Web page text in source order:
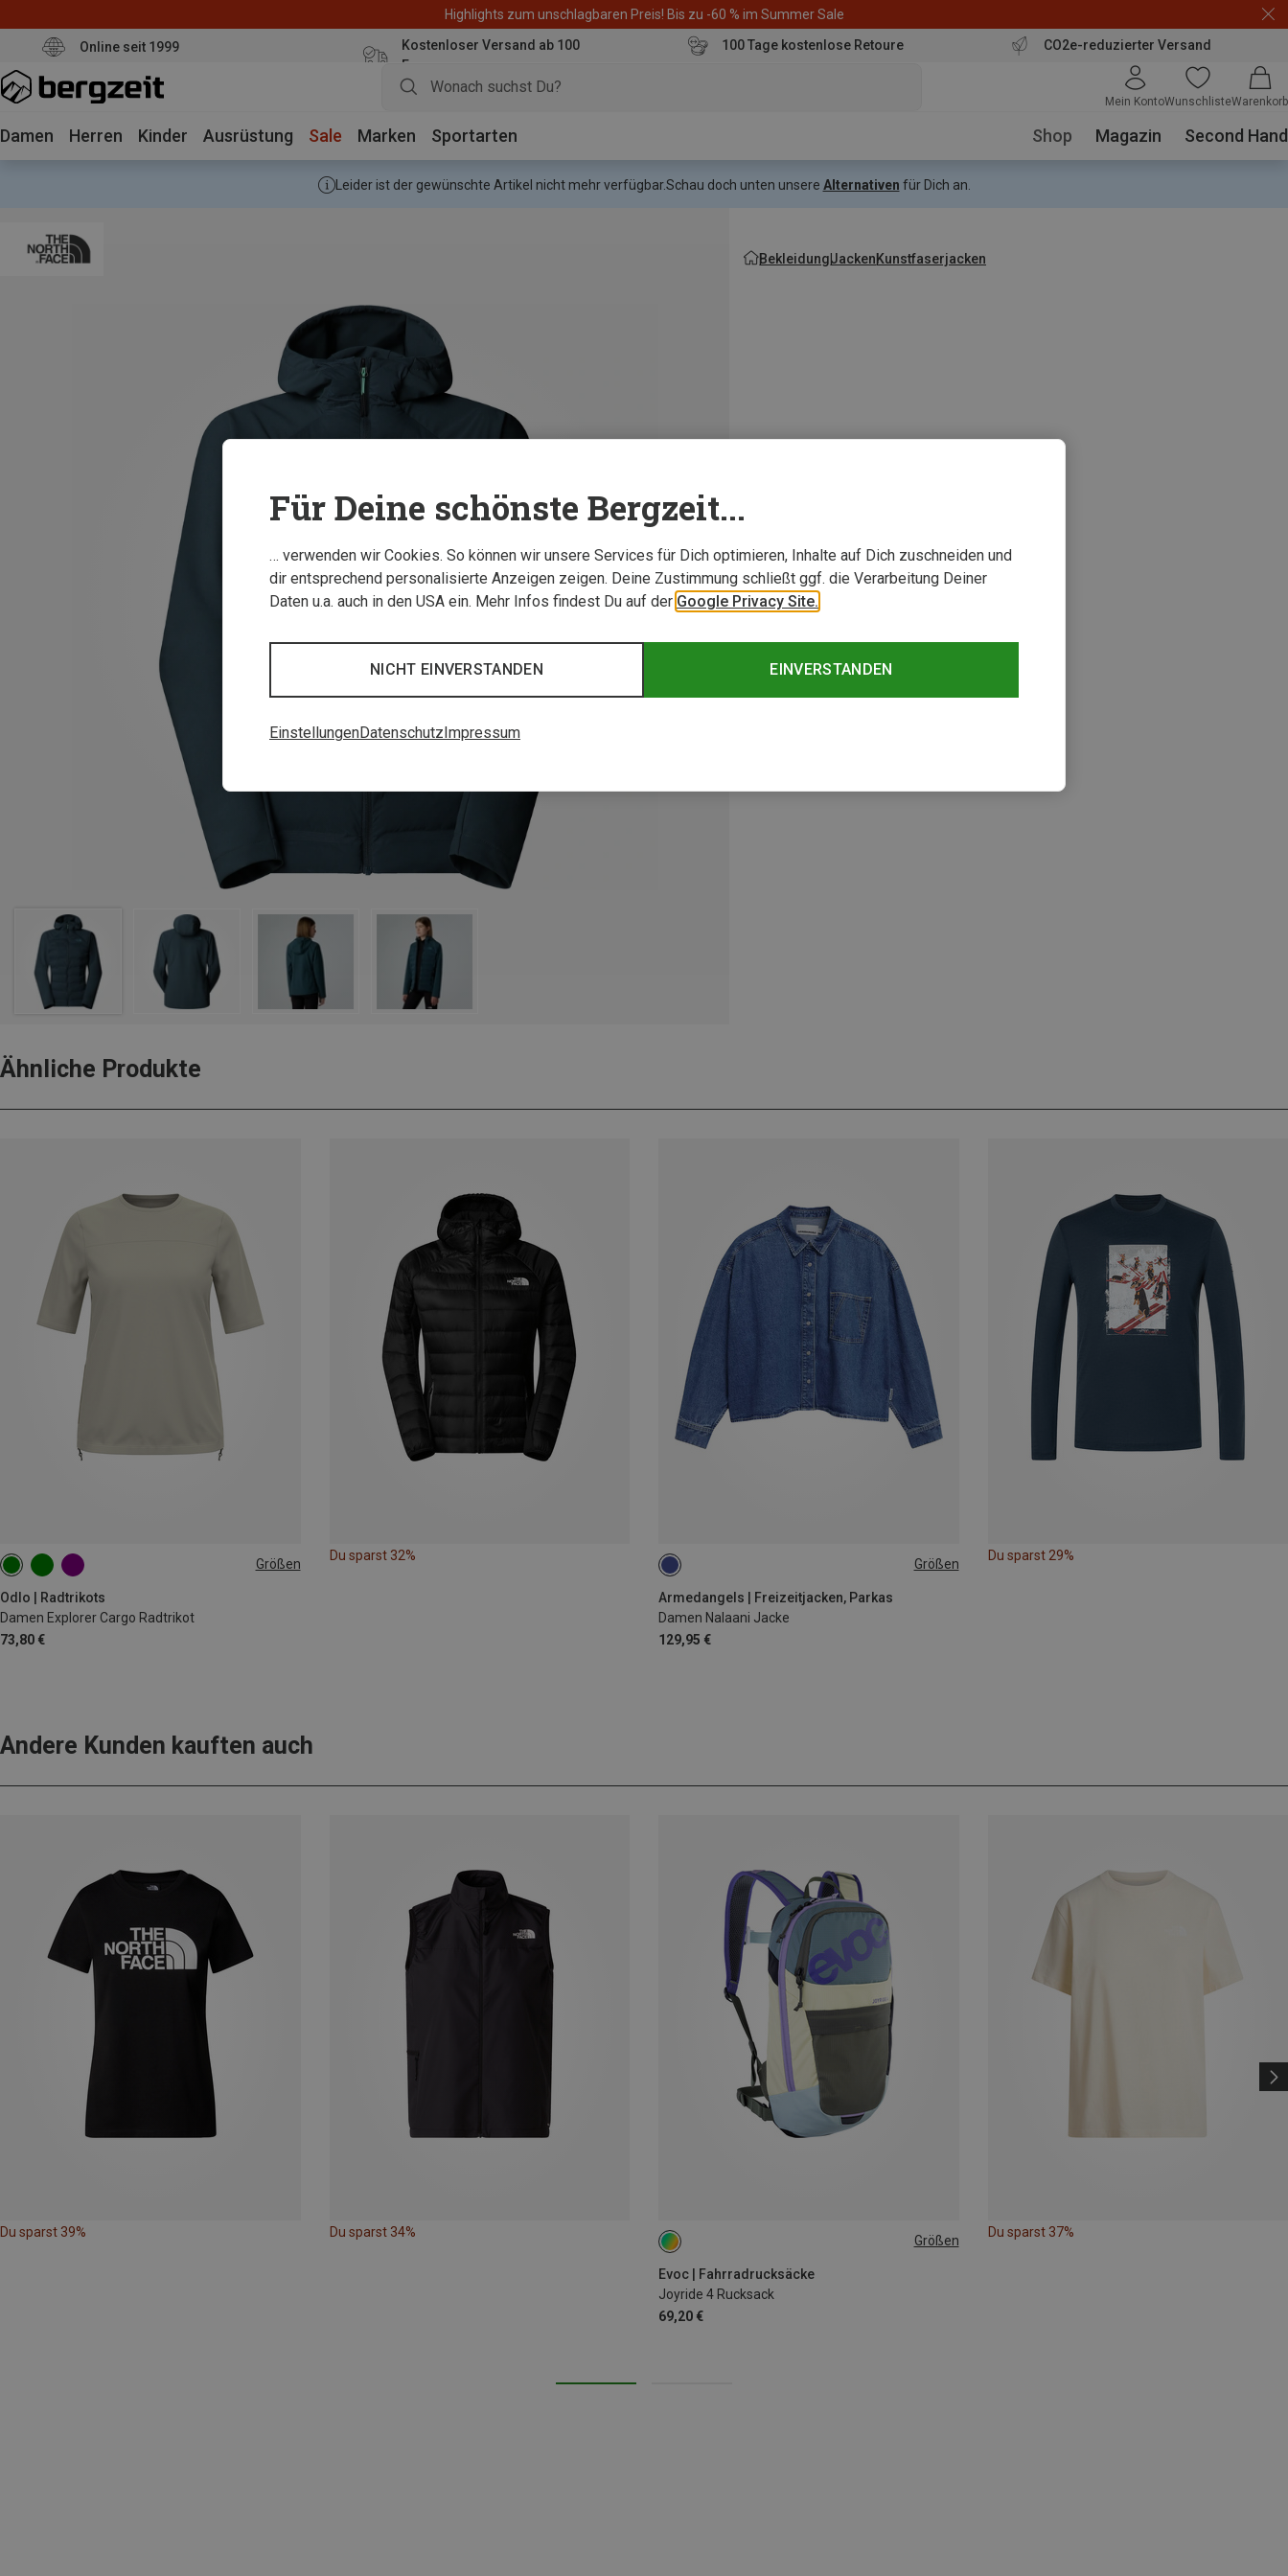
Highlights zum unschlagbaren Preis! Bis zu -60 % im Summer Sale
Online seit 1999
Kostenloser Versand ab 100
Euro
100 Tage kostenlose Retoure CO2e-reduzierter Versand
Mein KontoWunschlisteWarenkorb
Damen Herren Kinder Ausrüstung Sale Marken Sportarten Shop Magazin Second Hand
Leider ist der gewünschte Artikel nicht mehr verfügbar.Schau doch unten unsere Alternativen für Dich an.
BekleidungJackenKunstfaserjacken
Ähnliche Produkte
Größen
Odlo | Radtrikots
Damen Explorer Cargo Radtrikot
73,80 €
XS S M
Du sparst 32%
Größen
Armedangels | Freizeitjacken, Parkas
Damen Nalaani Jacke
129,95 €
XS
Du sparst 29%
Andere Kunden kauften auch
Du sparst 39% Du sparst 34%
Größen
Evoc | Fahrradrucksäcke
Joyride 4 Rucksack
69,20 €
4L
Du sparst 37%
Für Deine schönste Bergzeit...
… verwenden wir Cookies. So können wir unsere Services für Dich optimieren, Inhalte auf Dich zuschneiden und
dir entsprechend personalisierte Anzeigen zeigen. Deine Zustimmung schließt ggf. die Verarbeitung Deiner
Daten u.a. auch in den USA ein. Mehr Infos findest Du auf der Google Privacy Site.
EINVERSTANDEN
NICHT EINVERSTANDEN
EinstellungenDatenschutzImpressum